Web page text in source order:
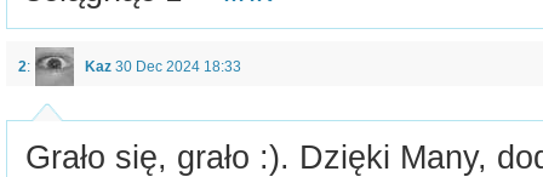
2: Kaz 30 Dec 2024 18:33
Grało się, grało :). Dzięki Many,